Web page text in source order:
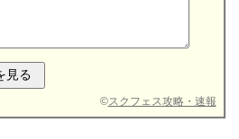
©スクフェス攻略・速報